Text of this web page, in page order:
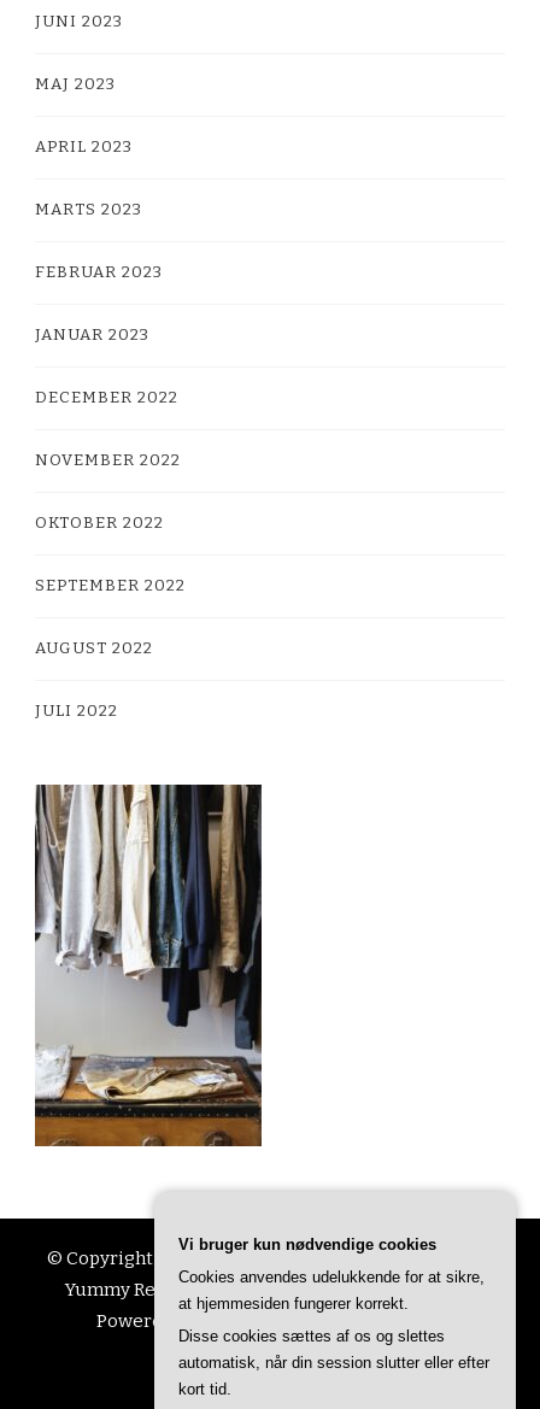
JUNI 2023
MAJ 2023
APRIL 2023
MARTS 2023
FEBRUAR 2023
JANUAR 2023
DECEMBER 2022
NOVEMBER 2022
OKTOBER 2022
SEPTEMBER 2022
AUGUST 2022
JULI 2022
© Copyright 2026 Ting Til Livet
. All Rights Reserved.
Yummy Recipe | Developed ByBlossom Themes.
Powered by
Vi bruger kun nødvendige cookies
Cookies anvendes udelukkende for at sikre,
at hjemmesiden fungerer korrekt.
Disse cookies sættes af os og slettes
automatisk, når din session slutter eller efter
kort tid.